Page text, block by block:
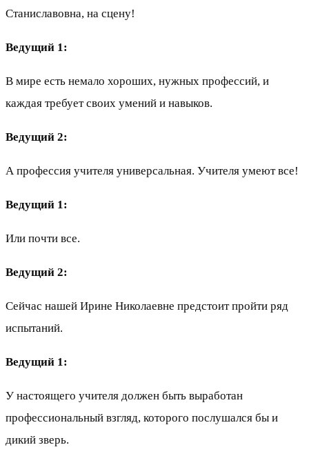
Станиславовна, на сцену!
Ведущий 1:
В мире есть немало хороших, нужных профессий, и
каждая требует своих умений и навыков.
Ведущий 2:
А профессия учителя универсальная. Учителя умеют все!
Ведущий 1:
Или почти все.
Ведущий 2:
Сейчас нашей Ирине Николаевне предстоит пройти ряд
испытаний.
Ведущий 1:
У настоящего учителя должен быть выработан
профессиональный взгляд, которого послушался бы и
дикий зверь.